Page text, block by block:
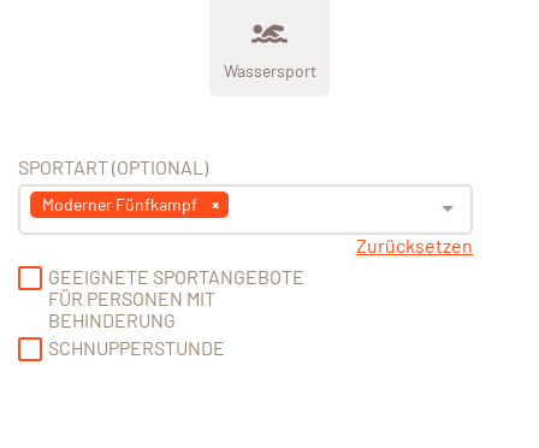
Wassersport
SPORTART (OPTIONAL)
Moderner Fünfkampf
Zurücksetzen
GEEIGNETE SPORTANGEBOTE
FÜR PERSONEN MIT
BEHINDERUNG
SCHNUPPERSTUNDE